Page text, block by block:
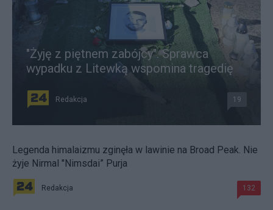
"Żyję z piętnem zabójcy". Sprawca
wypadku z Litewką wspomina tragedię
Redakcja 19
Legenda himalaizmu zginęła w lawinie na Broad Peak. Nie
żyje Nirmal "Nimsdai” Purja
Redakcja 132